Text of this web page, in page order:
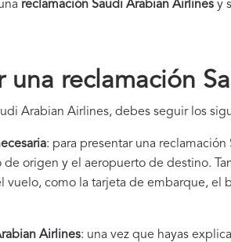
reclamación Saudi Arabian Airlines​ y
una reclamación
Arabian Airlines, debes seguir los
: para presentar una
de origen y el aeropuerto de destino.
vuelo, como la tarjeta de embarque, el
Airlines: una vez que hayas